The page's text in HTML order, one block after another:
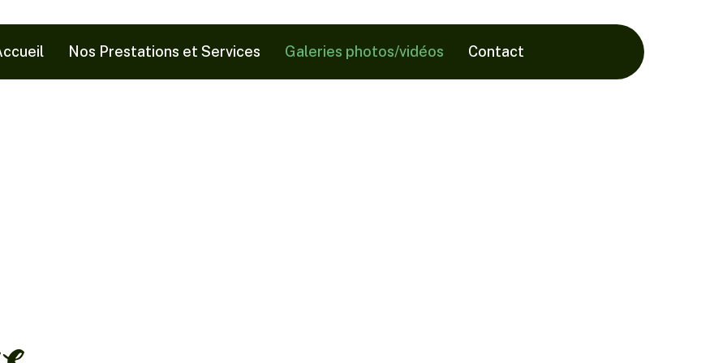
Nos Prestations et Services Galeries photos/vidéos Contact